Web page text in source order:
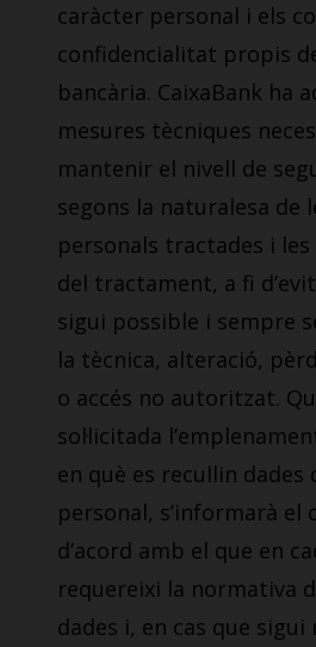
caràcter personal i els
confidencialitat propis
bancària. CaixaBank ha
mesures tècniques
mantenir el nivell de
segons la naturalesa de
personals tractades i
del tractament, a fi
sigui possible i sempre
la tècnica, alteració,
o accés no autoritzat.
sol·licitada
en què es recullin dades
personal, s’informarà el
d’acord amb el que en
requereixi la normativa
dades i, en cas que sigui